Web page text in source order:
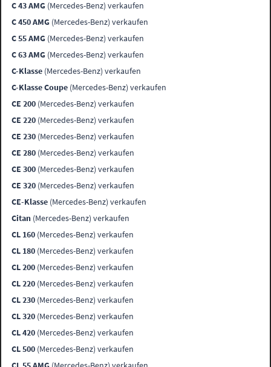
C 43 AMG (Mercedes-Benz) verkaufen
C 450 AMG (Mercedes-Benz) verkaufen
C 55 AMG (Mercedes-Benz) verkaufen
C 63 AMG (Mercedes-Benz) verkaufen
C-Klasse (Mercedes-Benz) verkaufen
C-Klasse Coupe (Mercedes-Benz) verkaufen
CE 200 (Mercedes-Benz) verkaufen
CE 220 (Mercedes-Benz) verkaufen
CE 230 (Mercedes-Benz) verkaufen
CE 280 (Mercedes-Benz) verkaufen
CE 300 (Mercedes-Benz) verkaufen
CE 320 (Mercedes-Benz) verkaufen
CE-Klasse (Mercedes-Benz) verkaufen
Citan (Mercedes-Benz) verkaufen
CL 160 (Mercedes-Benz) verkaufen
CL 180 (Mercedes-Benz) verkaufen
CL 200 (Mercedes-Benz) verkaufen
CL 220 (Mercedes-Benz) verkaufen
CL 230 (Mercedes-Benz) verkaufen
CL 320 (Mercedes-Benz) verkaufen
CL 420 (Mercedes-Benz) verkaufen
CL 500 (Mercedes-Benz) verkaufen